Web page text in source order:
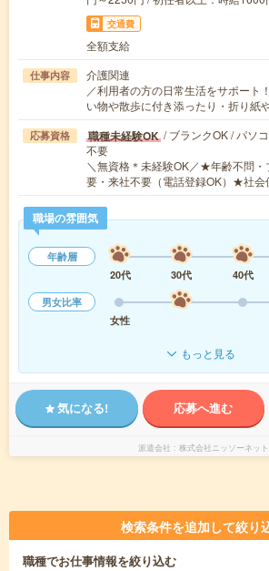
交通費
全額支給
仕事内容
介護関連
／利用者の方の日常生活をサポー
い物や散歩に付き添ったり・折り紙
応募資格 職種未経験OK / ブランクOK / パソ
不要
＼無資格＊未経験OK／★年齢不問
要・来社不要（電話登録OK）★社
職場の雰囲気
年齢層
20代
30代 40代
男女比率
女性
もっと見る
気になる! 応募へ進む
派遣会社 株式会社ニッソーネット
検索条件を追加して絞り
職種でお仕事情報を絞り込む